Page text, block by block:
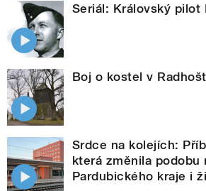
Seriál: Královský pilot
Boj o kostel v
Srdce na kolejích:
která změnila podobu
Pardubického kraje i